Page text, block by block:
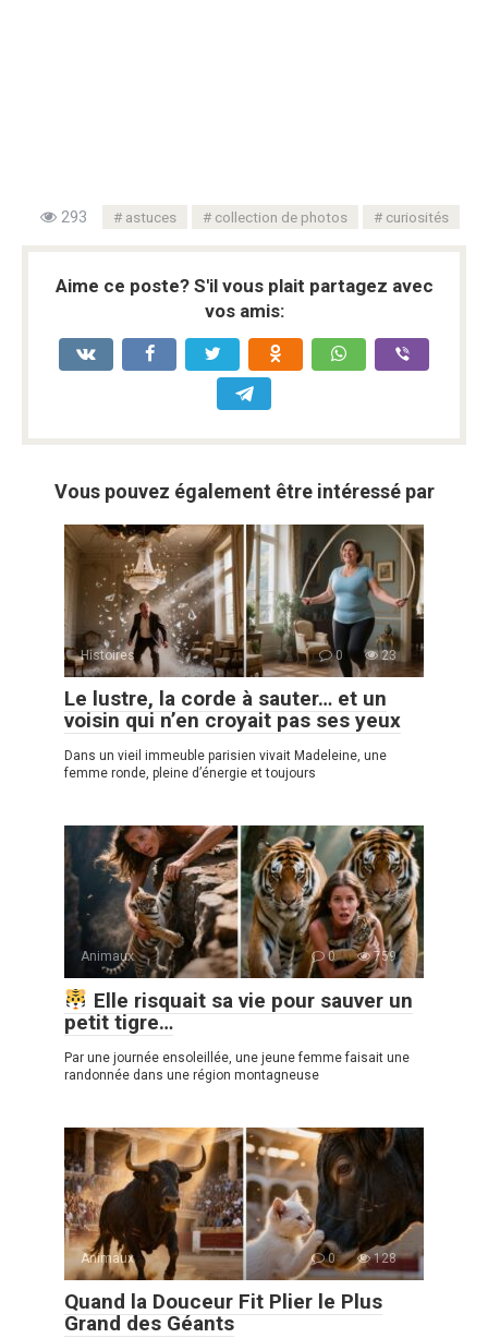
293 astuces collection de photos curiosités
Aime ce poste? S'il vous plait partagez avec
vos amis:
Vous pouvez également être intéressé par
Histoires 0 23
Le lustre, la corde à sauter… et un
voisin qui n’en croyait pas ses yeux
Dans un vieil immeuble parisien vivait Madeleine, une
femme ronde, pleine d’énergie et toujours
Animaux 0 759
Elle risquait sa vie pour sauver un
petit tigre…
Par une journée ensoleillée, une jeune femme faisait une
randonnée dans une région montagneuse
Animaux 0 128
Quand la Douceur Fit Plier le Plus
Grand des Géants